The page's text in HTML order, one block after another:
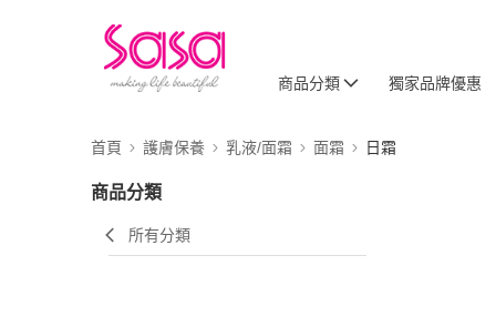
商品分類 獨家品牌優惠
首頁 護膚保養 乳液/面霜 面霜 日霜
商品分類
所有分類